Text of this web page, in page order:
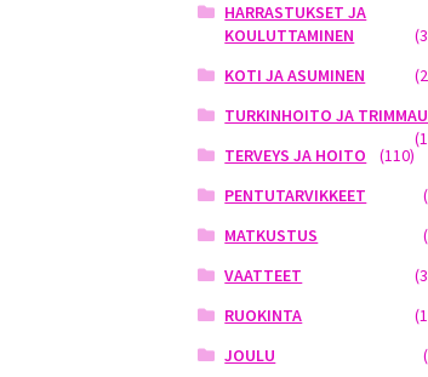
HARRASTUKSET JA
KOULUTTAMINEN
KOTI JA ASUMINEN
TURKINHOITO JA
TERVEYS JA HOITO
(110)
PENTUTARVIKKEET
MATKUSTUS
VAATTEET
RUOKINTA
JOULU